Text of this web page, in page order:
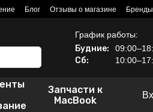
Блог Отзывы о магазине Бренды
График работы:
Будние:
Сб:
Запчасти к
MacBook